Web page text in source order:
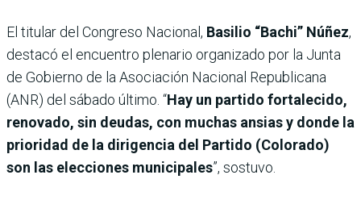
El titular del Congreso Nacional, Basilio “Bachi” Núñez,
destacó el encuentro plenario organizado por la Junta
de Gobierno de la Asociación Nacional Republicana
(ANR) del sábado último. “Hay un partido fortalecido,
renovado, sin deudas, con muchas ansias y donde la
prioridad de la dirigencia del Partido (Colorado)
son las elecciones municipales”, sostuvo.